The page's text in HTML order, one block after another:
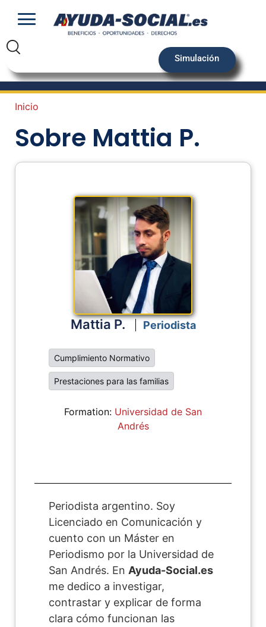
Simulación
Inicio
Sobre Mattia P.
Mattia P. Periodista
Cumplimiento Normativo
Prestaciones para las familias
Formation: Universidad de San
Andrés
Periodista argentino. Soy
Licenciado en Comunicación y
cuento con un Máster en
Periodismo por la Universidad de
San Andrés. En Ayuda-Social.es
me dedico a investigar,
contrastar y explicar de forma
clara cómo funcionan las